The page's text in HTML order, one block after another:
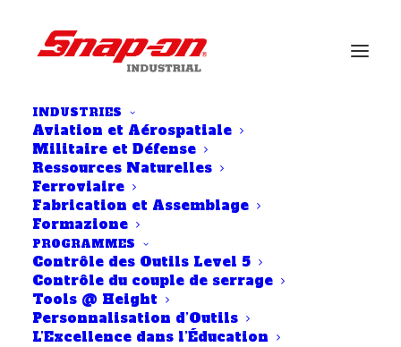
INDUSTRIES
Aviation et Aérospatiale
Militaire et Défense
Ressources Naturelles
Ferroviaire
Fabrication et Assemblage
Formazione
PROGRAMMES
Contrôle des Outils Level 5
Contrôle du couple de serrage
Tools @ Height
Personnalisation d’Outils
L’Excellence dans l’Éducation
DES BUDGETS PLUS
SERRÉS RENFORCENT
LE BESOIN D'UNE
GESTION EFFICACE
DES OUTILS
août, septembre, octobre 2021